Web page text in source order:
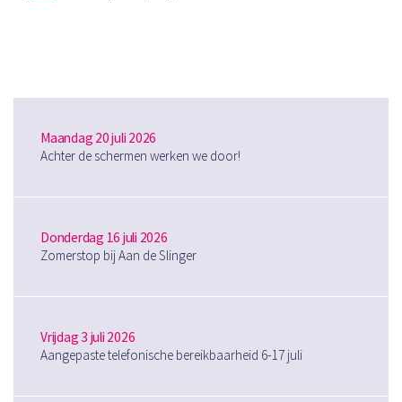
Maandag 20 juli 2026
Achter de schermen werken we door!
Donderdag 16 juli 2026
Zomerstop bij Aan de Slinger
Vrijdag 3 juli 2026
Aangepaste telefonische bereikbaarheid 6-17 juli